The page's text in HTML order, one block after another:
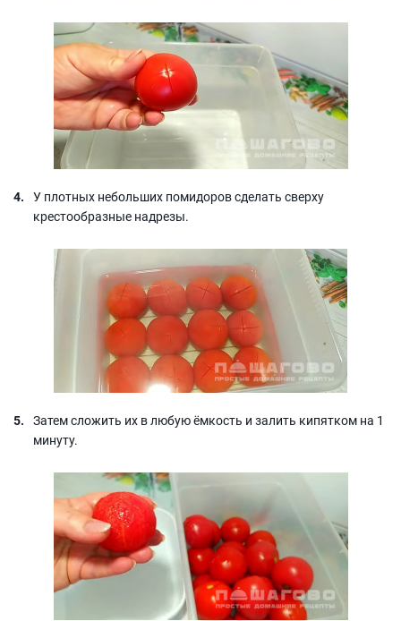
У плотных небольших помидоров сделать сверху
крестообразные надрезы.
Затем сложить их в любую ёмкость и залить кипятком на 1
минуту.